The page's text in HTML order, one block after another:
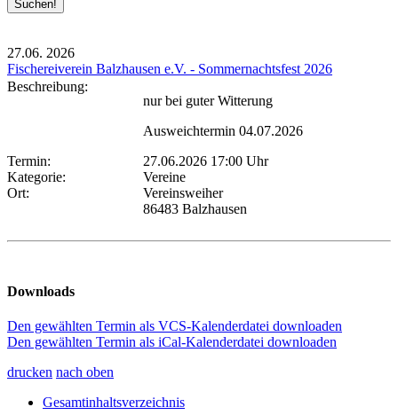
27.06. 2026
Fischereiverein Balzhausen e.V. - Sommernachtsfest 2026
Beschreibung:
nur bei guter Witterung
Ausweichtermin 04.07.2026
Termin:
27.06.2026 17:00 Uhr
Kategorie:
Vereine
Ort:
Vereinsweiher
86483 Balzhausen
Downloads
Den gewählten Termin als VCS-Kalenderdatei downloaden
Den gewählten Termin als iCal-Kalenderdatei downloaden
drucken nach oben
Gesamtinhaltsverzeichnis